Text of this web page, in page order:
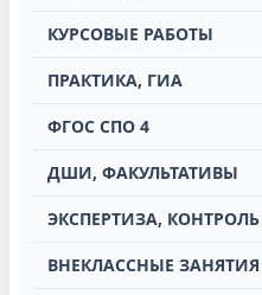
КУРСОВЫЕ РАБОТЫ
ПРАКТИКА, ГИА
ФГОС СПО 4
ДШИ, ФАКУЛЬТАТИВЫ
ЭКСПЕРТИЗА, КОНТРОЛЬ
ВНЕКЛАССНЫЕ ЗАНЯТИЯ